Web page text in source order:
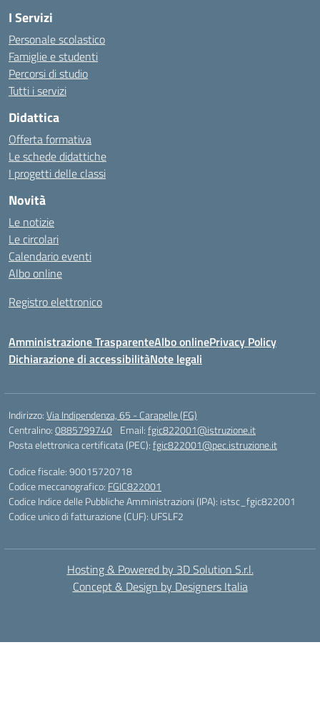
I Servizi
Personale scolastico
Famiglie e studenti
Percorsi di studio
Tutti i servizi
Didattica
Offerta formativa
Le schede didattiche
I progetti delle classi
Novità
Le notizie
Le circolari
Calendario eventi
Albo online
Registro elettronico
Amministrazione TrasparenteAlbo onlinePrivacy Policy
Dichiarazione di accessibilitàNote legali
Indirizzo:Via Indipendenza, 65 - Carapelle (FG)
Centralino:0885799740 Email:fgic822001@istruzione.it
Posta elettronica certificata (PEC):fgic822001@pec.istruzione.it
Codice fiscale: 90015720718
Codice meccanografico: FGIC822001
Codice Indice delle Pubbliche Amministrazioni (IPA): istsc_fgic822001
Codice unico di fatturazione (CUF): UFSLF2
Hosting & Powered by 3D Solution S.r.l.
Concept & Design by Designers Italia